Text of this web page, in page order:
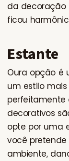
da decoração
ficou
Estante
Oura opção é
um estilo
perfeitamente
decorativos
opte por uma
você
ambiente,